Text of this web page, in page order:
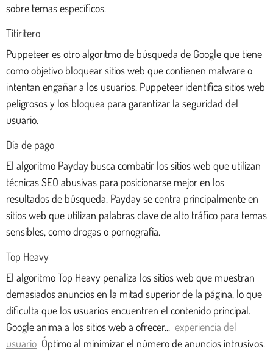
sobre temas específicos.
Titiritero
Puppeteer es otro algoritmo de búsqueda de Google que tiene
como objetivo bloquear sitios web que contienen malware o
intentan engañar a los usuarios. Puppeteer identifica sitios web
peligrosos y los bloquea para garantizar la seguridad del
usuario.
Día de pago
El algoritmo Payday busca combatir los sitios web que utilizan
técnicas SEO abusivas para posicionarse mejor en los
resultados de búsqueda. Payday se centra principalmente en
sitios web que utilizan palabras clave de alto tráfico para temas
sensibles, como drogas o pornografía.
Top Heavy
El algoritmo Top Heavy penaliza los sitios web que muestran
demasiados anuncios en la mitad superior de la página, lo que
dificulta que los usuarios encuentren el contenido principal.
Google anima a los sitios web a ofrecer... experiencia del
usuario Óptimo al minimizar el número de anuncios intrusivos.